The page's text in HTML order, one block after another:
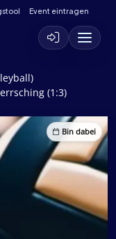
Event eintragen
(1:3)
Bin dabei